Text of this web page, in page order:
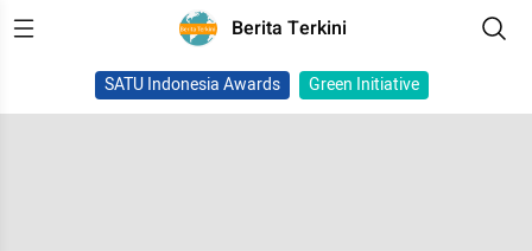
Berita Terkini
SATU Indonesia Awards Green Initiative